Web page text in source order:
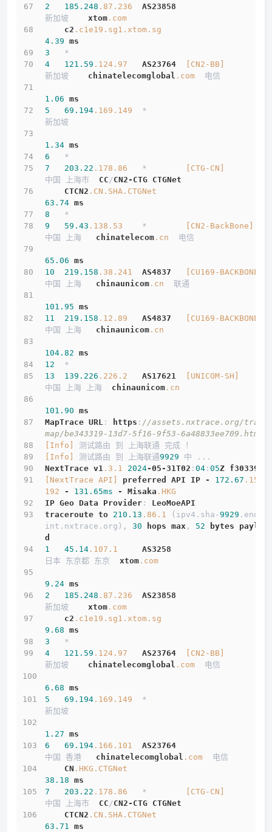
2
185.248 .87 .236
AS23858
新加坡 xtom .com
c2 .c1e19 .sg1 .xtom .sg
4.39 ms
3
   *
4
121.59 .124 .97 AS23764
[CN2-BB]
新加坡 chinatelecomglobal .com
  电信
1.06 ms
5
69.194 .169 .149
  *
新加坡
1.34 ms
6
   *
7
203.22 .178 .86
   *
[CTG-CN]
中国 上海市 CC /CN2-CTG CTGNet
CTCN2 .CN .SHA .CTGNet
63.74 ms
8
   *
9
59.43 .138 .53
    *
[CN2-BackBone]
中国 上海 chinatelecom .cn
  电信
65.06 ms
10
219.158 .38 .241 AS4837
[CU169-BACKBONE]
中国 上海 chinaunicom .cn
  联通
101.95 ms
11
219.158 .12 .89 AS4837
[CU169-BACKBONE]
中国 上海 chinaunicom .cn
104.82 ms
12
  *
13
139.226 .226 .2 AS17621
[UNICOM-SH]
中国 上海 上海 chinaunicom .cn
101.90 ms
MapTrace URL : https : //assets.nxtrace.org/trace
map/be343319-13d7-5f16-9f53-6a48833ee709.html
[Info]
测试路由 到 上海联通 完成 ！
[Info]
测试路由 到 上海联通9929 中 ...
NextTrace v1 .3 .1 2024-05-31T02 : 04 : 05Z f303397
[NextTrace API]
preferred API IP - 172.67 .155
192
- 131.65ms - Misaka .HKG
IP Geo Data Provider : LeoMoeAPI
traceroute to 210.13 .86 .1 (ipv4.sha-9929 .endpo
int.nxtrace.org), 30 hops max , 52 bytes
payloa
d
1
45.14 .107 .1
AS3258
日本 东京都 东京 xtom .com
9.24 ms
2
185.248 .87 .236
AS23858
新加坡 xtom .com
c2 .c1e19 .sg1 .xtom .sg
9.68 ms
3
   *
4
121.59 .124 .97 AS23764
[CN2-BB]
新加坡 chinatelecomglobal .com
  电信
6.68 ms
5
69.194 .169 .149
  *
新加坡
1.27 ms
6
69.194 .166 .101
AS23764
中国 香港 chinatelecomglobal .com
  电信
CN .HKG .CTGNet
38.18 ms
7
203.22 .178 .86
   *
[CTG-CN]
中国 上海市 CC /CN2-CTG CTGNet
CTCN2 .CN .SHA .CTGNet
63.71
ms